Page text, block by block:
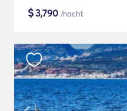
$3,790 /nacht